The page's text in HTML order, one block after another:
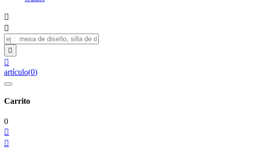




artículo(0)
Carrito
0

